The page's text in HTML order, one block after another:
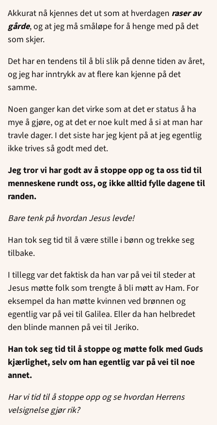
på
Akkurat nå kjennes det ut som at hverdagen raser av
gårde, og at jeg må småløpe for å henge med på det
som skjer.
Det har en tendens til å bli slik på denne tiden av året,
og jeg har inntrykk av at flere kan kjenne på det
samme.
Noen ganger kan det virke som at det er status å ha
mye å gjøre, og at det er noe kult med å si at man har
travle dager. I det siste har jeg kjent på at jeg egentlig
ikke trives så godt med det.
Jeg tror vi har godt av å stoppe opp og ta oss tid til
menneskene rundt oss, og ikke alltid fylle dagene til
randen.
Bare tenk på hvordan Jesus levde!
Han tok seg tid til å være stille i bønn og trekke seg
tilbake.
I tillegg var det faktisk da han var på vei til steder at
Jesus møtte folk som trengte å bli møtt av Ham. For
eksempel da han møtte kvinnen ved brønnen og
egentlig var på vei til Galilea. Eller da han helbredet
den blinde mannen på vei til Jeriko.
Han tok seg tid til å stoppe og møtte folk med Guds
kjærlighet, selv om han egentlig var på vei til noe
annet.
Har vi tid til å stoppe opp og se hvordan Herrens
velsignelse gjør rik?